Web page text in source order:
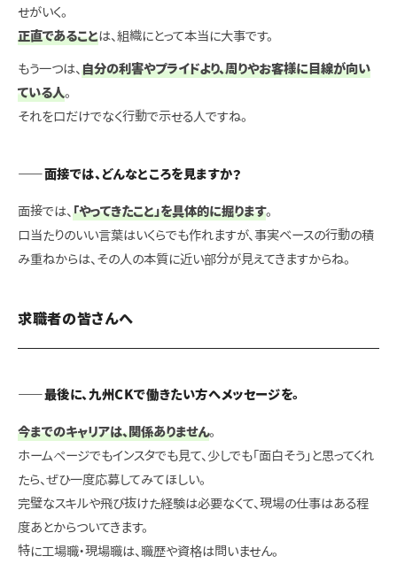
せがいく。
正直であることは、組織にとって本当に大事です。
もう一つは、 自分の利害やプライドより、周りやお客様に目線が向い
ている人。
それを口だけでなく行動で示せる人ですね。
——面接では、どんなところを見ますか？
面接では、 「やってきたこと」を具体的に掘ります。
口当たりのいい言葉はいくらでも作れますが、事実ベースの行動の積
み重ねからは、その人の本質に近い部分が見えてきますからね。
求職者の皆さんへ
——最後に、九州CKで働きたい方へメッセージを。
今までのキャリアは、関係ありません。
ホームページでもインスタでも見て、少しでも「面白そう」と思ってくれ
たら、ぜひ一度応募してみてほしい。
完璧なスキルや飛び抜けた経験は必要なくて、現場の仕事はある程
度あとからついてきます。
特に工場職・現場職は、職歴や資格は問いません。